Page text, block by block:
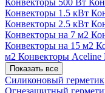
Конвекторы 500 Вт
Конвекторы 1.5 кВт
Конвекторы 2.5 кВт
Конвекторы на 7 м2
Конвекторы на 15 м2
м2 Конвекторы Aceline
Показать все
Силиконовый герметик
Огнезащитный